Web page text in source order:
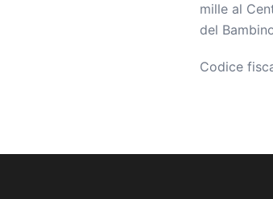
mille al
del
Codice